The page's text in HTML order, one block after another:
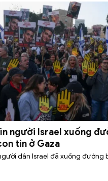
người Israel xuống
tin ở Gaza
dân Israel đã xuống đường